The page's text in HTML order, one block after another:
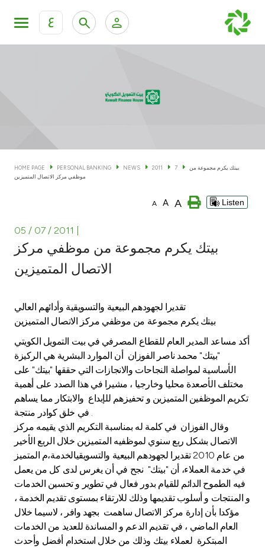
ع
KFH Online Corporate Banking Services
Cards
Banking Tiers
Investment
Tools & Services
After Sales Services
Contact us
Branch & ATM locator
Germany
Malaysia
Turkey
HOME PAGE PERSONAL BANKING NEWS 2011 7
بيتك يكرم مجموعة من
موظفي مركز الاتصال المتميزين
A A A Listen
05 / 07 / 2011
بيتك يكرم مجموعة من موظفي مركز
الاتصال المتميزين
تقديرا لجهودهم البيعية والتسويقية وأدائهم العالي
بيتك يكرم مجموعة من موظفي مركز الاتصال المتميزين
أكد مساعد المدير العام للقطاع المصرفي في بيت التمويل الكويتي
"بيتك" محمد ناصر الفوزان أن الموارد البشرية هي الركيزة
الأساسية لمواصلة النجاحات والانجازات التي حققها "بيتك" على
مختلف الأصعدة محليا وخارجيا ، مشيرا في هذا الصدد على أهمية
تكريم الموظفين المتميزين و تحفيزهم للإبداع والابتكار مما يساهم
في خلق كوادر منتجة .
وقال الفوزان في كلمة له بمناسبة التكريم الذي يقيمه مركز
الاتصال بشكل ربع سنوي لموظفيه المتميزين خلال الربع الأخير
من عام 2010 تقديرا لجهودهم البيعية والتسويقيالخدمة،م المتميز
في خدمة العملاء، أن "بيتك" نجح في أن يغرس لدى كل من يعمل
فيه الطموح الدائم للقيام بدور فعال في تطوير و تحسين الخدمات
و المنتجات و أسلوب تقديمها وذلك للارتقاء بمستوى تقديم الخدمة ،
مؤكدا بأن إدارة مركز الاتصال ساهمت بجهد وافر ، لاسيما خلال
العام الماضي ، في تقديم الدعم و المساندة للعديد من الخدمات
المبتكرة لعملاء بيتك وذلك من خلال استخدام أفضل وأحدث